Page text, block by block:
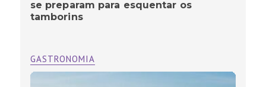
se preparam para esquentar os
tamborins
GASTRONOMIA